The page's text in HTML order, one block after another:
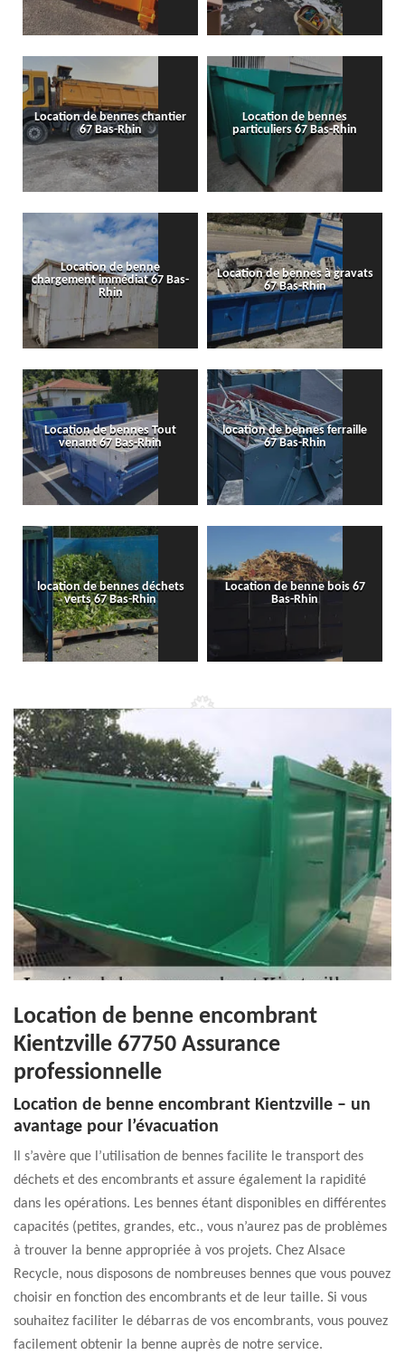
Location de bennes chantier
67 Bas-Rhin
Location de bennes
particuliers 67 Bas-Rhin
Location de benne
chargement immédiat 67 Bas-
Rhin
Location de bennes à gravats
67 Bas-Rhin
Location de bennes Tout
venant 67 Bas-Rhin
location de bennes ferraille
67 Bas-Rhin
location de bennes déchets
verts 67 Bas-Rhin
Location de benne bois 67
Bas-Rhin
Location de benne encombrant
Kientzville 67750 Assurance
professionnelle
Location de benne encombrant Kientzville – un
avantage pour l’évacuation
Il s’avère que l’utilisation de bennes facilite le transport des
déchets et des encombrants et assure également la rapidité
dans les opérations. Les bennes étant disponibles en différentes
capacités (petites, grandes, etc., vous n’aurez pas de problèmes
à trouver la benne appropriée à vos projets. Chez Alsace
Recycle, nous disposons de nombreuses bennes que vous pouvez
choisir en fonction des encombrants et de leur taille. Si vous
souhaitez faciliter le débarras de vos encombrants, vous pouvez
facilement obtenir la benne auprès de notre service.